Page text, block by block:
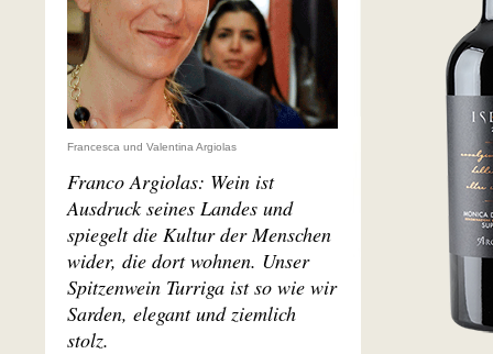
Francesca und Valentina Argiolas
Franco Argiolas: Wein ist
Ausdruck seines Landes und
spiegelt die Kultur der Menschen
wider, die dort wohnen. Unser
Spitzenwein Turriga ist so wie wir
Sarden, elegant und ziemlich
stolz.